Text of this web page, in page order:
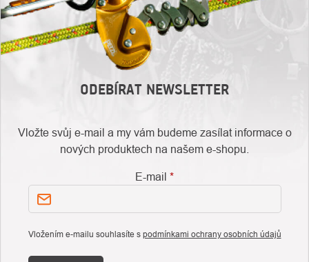
ODEBÍRAT NEWSLETTER
Vložte svůj e-mail a my vám budeme zasílat informace o
nových produktech na našem e-shopu.
E-mail
Vložením e-mailu souhlasíte s podmínkami ochrany osobních údajů